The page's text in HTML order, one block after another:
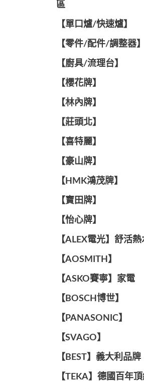
區
【單口爐/快速爐】
【零件/配件/調整器】
【廚具/流理台】
【櫻花牌】
【林內牌】
【莊頭北】
【喜特麗】
【豪山牌】
【HMK鴻茂牌】
【寶田牌】
️【怡心牌】️
【ALEX電光】舒活
【AOSMITH】
【ASKO賽寧】家電
【BOSCH博世】
️【PANASONIC】️
️【SVAGO】️
️【BEST】️義大利品牌
【TEKA】️德國百年